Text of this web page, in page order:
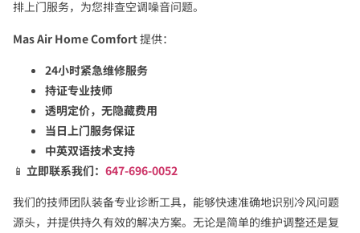
排上门服务，为您排查空调噪音问题。
Mas Air Home Comfort提供：
24小时紧急维修服务
持证专业技师
透明定价，无隐藏费用
当日上门服务保证
中英双语技术支持
📱 立即联系我们： 647-696-0052
我们的技师团队装备专业诊断工具，能够快速准确地识别冷风问题
源头，并提供持久有效的解决方案。无论是简单的维护调整还是复